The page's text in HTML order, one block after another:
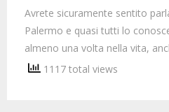
Avrete sicuramente sentito
Palermo e quasi tutti lo
almeno una volta nella vita,
1117 total views